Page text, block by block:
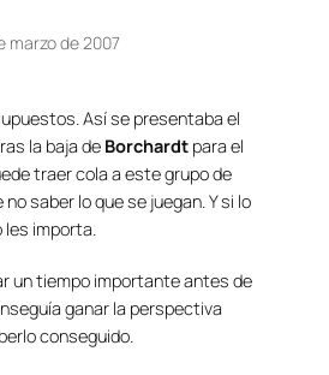
marzo de 2007
Así se presentaba el
la baja de Borchardt para el
traer cola a este grupo de
saber lo que se juegan. Y si lo
les importa.
un tiempo importante antes de
ganar la perspectiva
conseguido.